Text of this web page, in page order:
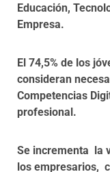
Educación,
Empresa.
El 74,5% de los
consideran
Competencias
profesional.
Se incrementa la
los empresarios,